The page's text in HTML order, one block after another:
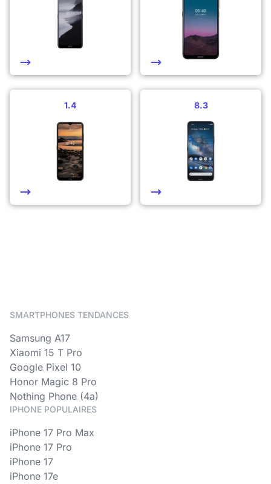
1.4 8.3
SMARTPHONES TENDANCES
Samsung A17
Xiaomi 15 T Pro
Google Pixel 10
Honor Magic 8 Pro
Nothing Phone (4a)
IPHONE POPULAIRES
iPhone 17 Pro Max
iPhone 17 Pro
iPhone 17
iPhone 17e